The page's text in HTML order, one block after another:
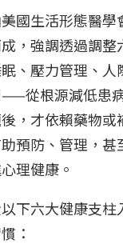
國生活形態醫學
，強調透過調
、壓力管理、人
從根源減低患
，才依賴藥物或
預防、管理，甚
理健康。
下六大健康支柱
：